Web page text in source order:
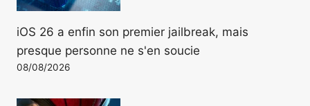
iOS 26 a enfin son premier jailbreak, mais
presque personne ne s'en soucie
08/08/2026